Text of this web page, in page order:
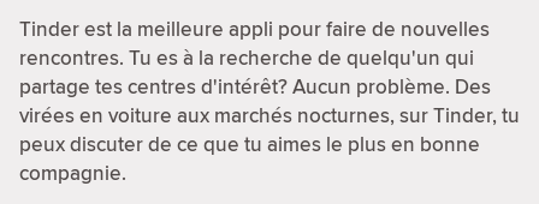
Tinder est la meilleure appli pour faire de nouvelles
rencontres. Tu es à la recherche de quelqu'un qui
partage tes centres d'intérêt? Aucun problème. Des
virées en voiture aux marchés nocturnes, sur Tinder, tu
peux discuter de ce que tu aimes le plus en bonne
compagnie.